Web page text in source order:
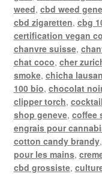
weed, cbd weed
cbd zigaretten, cbg
certification vegan
chanvre suisse,
chat coco, cher
smoke, chicha
100 bio, chocolat
clipper torch,
shop geneve, coffee
engrais pour
cotton candy brandy,
pour les mains,
cbd grossiste,